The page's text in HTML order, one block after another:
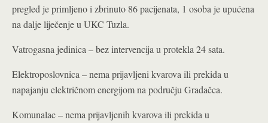
pregled je primljeno i zbrinuto 86 pacijenata, 1 osoba je upućena
na dalje liječenje u UKC Tuzla.
Vatrogasna jedinica – bez intervencija u protekla 24 sata.
Elektroposlovnica – nema prijavljeni kvarova ili prekida u
napajanju električnom energijom na području Gradačca.
Komunalac – nema prijavljenih kvarova ili prekida u